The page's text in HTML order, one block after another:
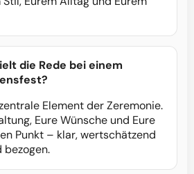
die Rede bei einem
Element der Zeremonie.
Eure Wünsche und Eure
Punkt – klar, wertschätzend
bezogen.